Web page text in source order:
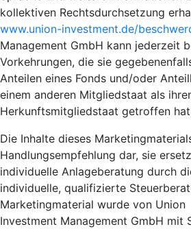
kollektiven Rechtsdurchsetzung
www.union-investment.de/
Management GmbH kann jederzeit
Vorkehrungen, die sie
Anteilen eines Fonds und/oder
einem anderen Mitgliedstaat als
Herkunftsmitgliedstaat getroffen
Die Inhalte dieses
Handlungsempfehlung dar, sie
individuelle Anlageberatung durch
individuelle, qualifizierte
Marketingmaterial wurde von Union
Investment Management GmbH